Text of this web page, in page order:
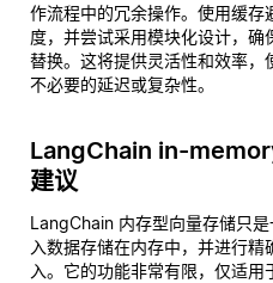
作流程中的冗余操作。使用缓
度，并尝试采用模块化设计，
替换。这将提供灵活性和效率
不必要的延迟或复杂性。
LangChain in-
建议
LangChain 内存型向量存储只
入数据存储在内存中，并进行
入。它的功能非常有限，仅适